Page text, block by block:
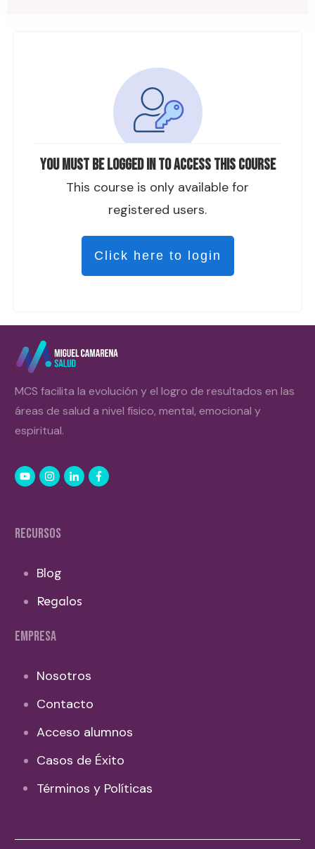
You must be logged in to access this course
This course is only available for
registered users.
Click here to login
MCS facilita la evolución y el logro de resultados en las
áreas de salud a nivel físico, mental, emocional y
espiritual.
RECURSOS
Blog
Regalos
EMPRESA
Nosotros
Contacto
Acceso alumnos
Casos de Éxito
Términos y Políticas